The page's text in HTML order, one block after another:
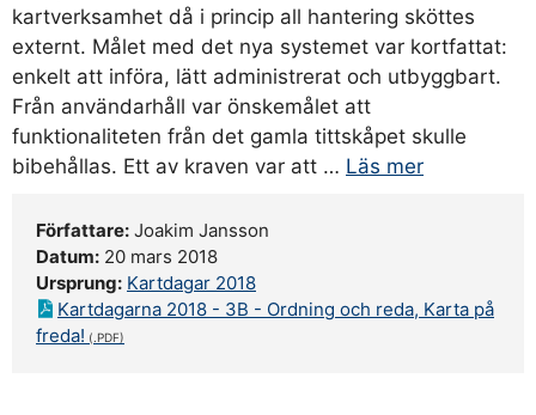
kartverksamhet då i princip all hantering sköttes
externt. Målet med det nya systemet var kortfattat:
enkelt att införa, lätt administrerat och utbyggbart.
Från användarhåll var önskemålet att
funktionaliteten från det gamla tittskåpet skulle
bibehållas. Ett av kraven var att … Läs mer
Författare: Joakim Jansson
Datum: 20 mars 2018
Ursprung: Kartdagar 2018
Kartdagarna 2018 - 3B - Ordning och reda, Karta på
freda!